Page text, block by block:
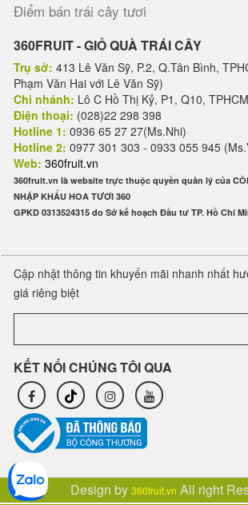
Điểm bán trái cây tươi
360FRUIT - GIỎ QUÀ TRÁI CÂY
Trụ sở: 413 Lê Văn Sỹ, P.2, Q.Tân Bình,
Phạm Văn Hai với Lê Văn Sỹ)
Chi nhánh: Lô C Hồ Thị Kỷ, P1, Q10, TPHCM
Điện thoại: (028)22 298 398
Hotline 1: 0936 65 27 27(Ms.Nhi)
Hotline 2: 0977 301 303 - 0933 055 945
Web: 360fruit.vn
360fruit.vn là website trực thuộc quyền quản lý của
NHẬP KHẨU HOA TƯƠI 360
GPKD 0313524315 do Sở kế hoạch Đầu tư TP. Hồ Chí
Cập nhật thông tin khuyến mãi nhanh nhất
giá riêng biệt
KẾT NỐI CHÚNG TÔI QUA
Design by 360fruit.vn All right